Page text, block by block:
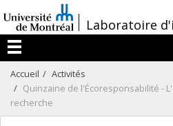
au
contenu
/Laboratoire
Menu
Accueil
Activités
Quinzaine de l'Écoresponsabilité -
recherche